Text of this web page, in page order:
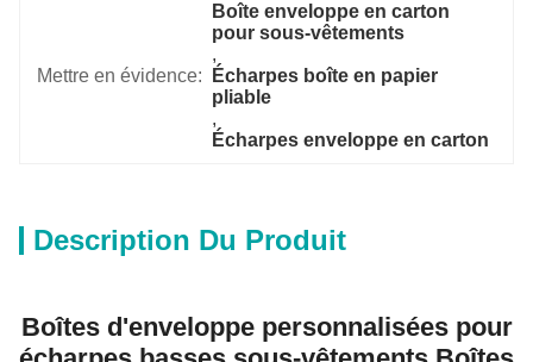
Mettre en évidence:
Boîte enveloppe en carton
pour sous-vêtements
,
Écharpes boîte en papier
pliable
,
Écharpes enveloppe en carton
Description Du Produit
Boîtes d'enveloppe personnalisées pour